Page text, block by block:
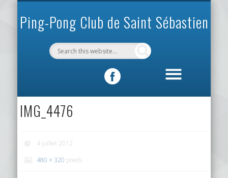
Ping-Pong Club de Saint Sébastien
IMG_4476
4 juillet 2012
480 × 320 pixels